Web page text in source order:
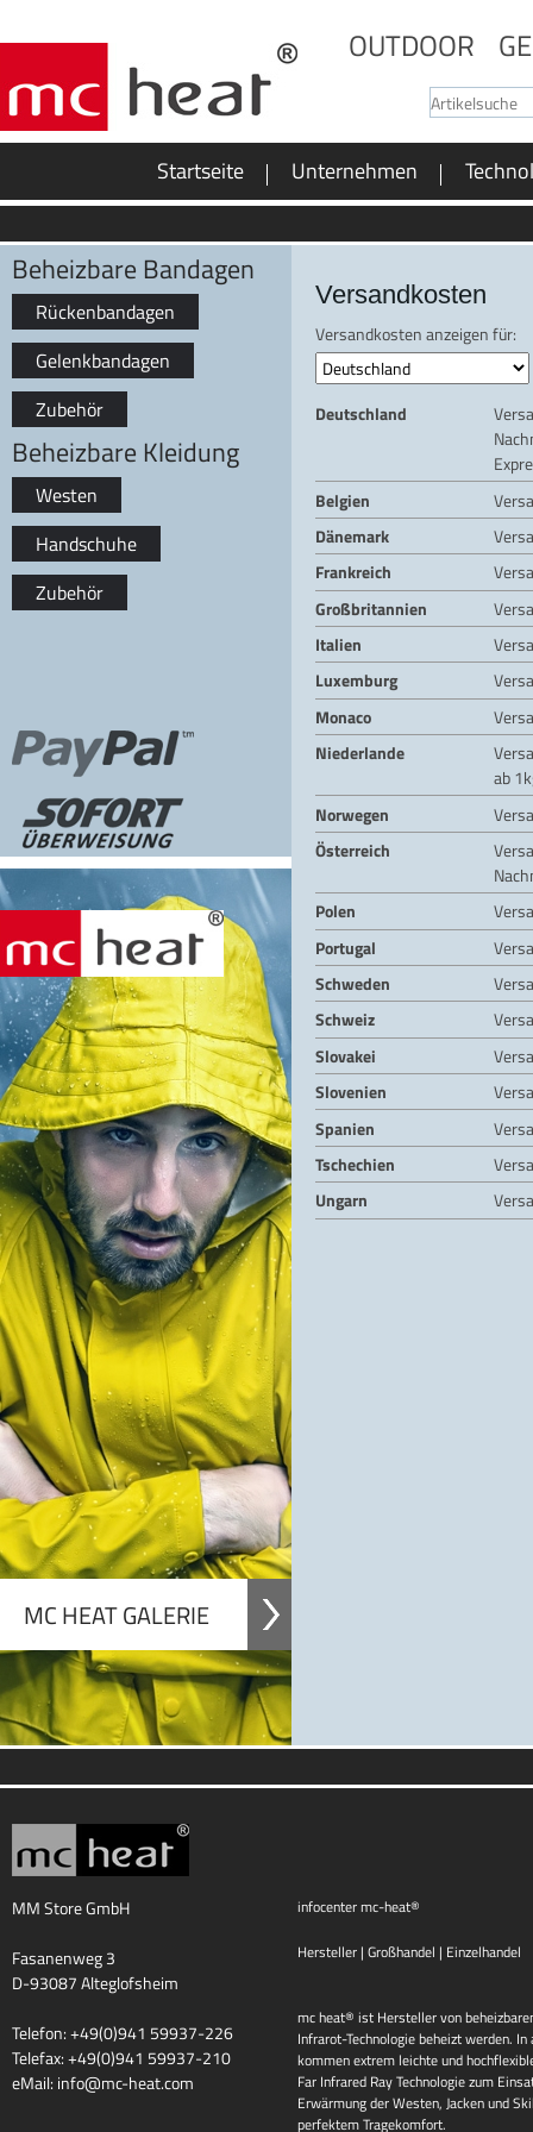
OUTDOOR
Startseite Unternehmen
Versandkosten
Versandkosten anzeigen für:
Deutschland
Belgien
Dänemark
Frankreich
Großbritannien
Italien
Luxemburg
Monaco
Niederlande
ab
Norwegen
Österreich
Polen
Portugal
Schweden
Schweiz
Slovakei
Slovenien
Spanien
Tschechien
Ungarn
Beheizbare Bandagen
Rückenbandagen
Gelenkbandagen
Zubehör
Beheizbare Kleidung
Westen
Handschuhe
Zubehör
MC HEAT GALERIE
MM Store GmbH
Fasanenweg 3
D-93087 Alteglofsheim
Telefon: +49(0)941 59937-226
Telefax: +49(0)941 59937-210
eMail: info@mc-heat.com
infocenter mc-heat®
Hersteller | Großhandel | Einzelhandel
mc heat® ist Hersteller von
Infrarot-Technologie beheizt werden.
kommen extrem leichte und
Far Infrared Ray Technologie zum
Erwärmung der Westen, Jacken und
perfektem Tragekomfort.